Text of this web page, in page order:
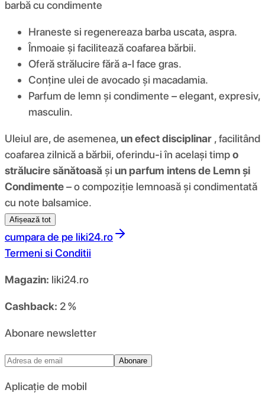
barbă cu condimente
Hraneste si regenereaza barba uscata, aspra.
Înmoaie și facilitează coafarea bărbii.
Oferă strălucire fără a-l face gras.
Conține ulei de avocado și macadamia.
Parfum de lemn și condimente – elegant, expresiv,
masculin.
Uleiul are, de asemenea,un efect disciplinar , facilitând
coafarea zilnică a bărbii, oferindu-i în același timpo
strălucire sănătoasă și un parfum intens de Lemn și
Condimente– o compoziție lemnoasă și condimentată
cu note balsamice.
Afișează tot
cumpara de pe liki24.ro
Termeni si Conditii
Magazin: liki24.ro
Cashback: 2 %
Abonare newsletter
Abonare
Aplicație de mobil